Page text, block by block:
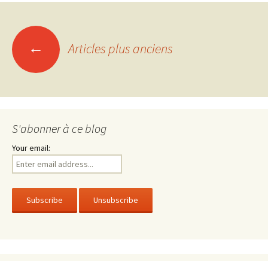
Navigation
des
articles
← Articles plus anciens
S'abonner à ce blog
Your email: